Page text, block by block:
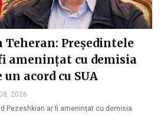
Președintele
amenințat cu demisia
acord cu SUA
2026
Pezeshkian ar fi amenințat cu demisia